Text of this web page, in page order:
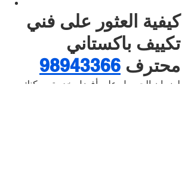
كيفية العثور على فني
تكييف باكستاني
محترف 98943366
لضمان الحصول على أفضل خدمة، يمكنك